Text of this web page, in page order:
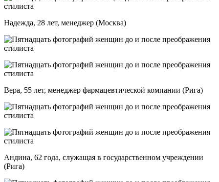
Надежда, 28 лет, менеджер (Москва)
Вера, 55 лет, менеджер фармацевтической компании (Рига)
Андина, 62 года, служащая в государственном учреждении
(Рига)